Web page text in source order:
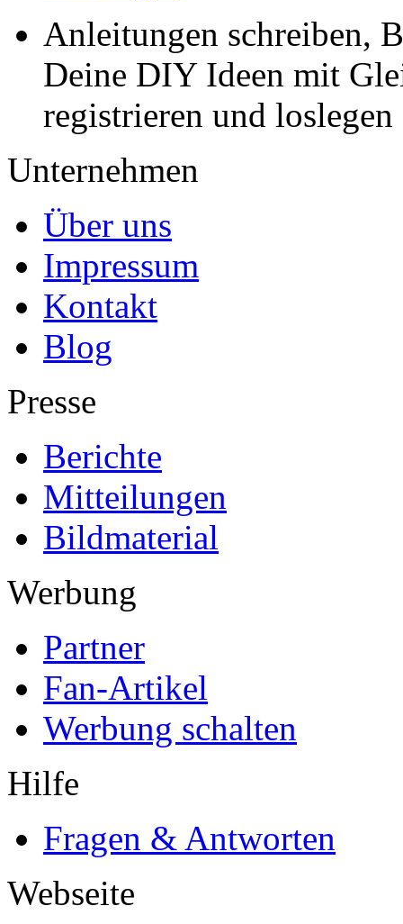
Anleitungen schreiben,
Deine DIY Ideen mit
registrieren und loslegen
Unternehmen
Über uns
Impressum
Kontakt
Blog
Presse
Berichte
Mitteilungen
Bildmaterial
Werbung
Partner
Fan-Artikel
Werbung schalten
Hilfe
Fragen & Antworten
Webseite